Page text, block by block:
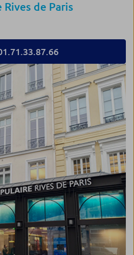
de Paris